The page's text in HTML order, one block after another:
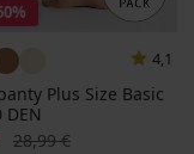
4,1
Plus Size Basic
Oorspronkelijke prijs
28,99 €